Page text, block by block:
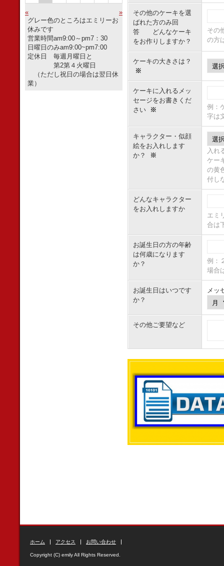
その他のケーキを選
ばれた方のみ回
答 どんなケーキ
をお作りしますか？
その
の方
ケーキの大きさは？
※
ケーキに入れるメッ
セージをお書きくだ
さい
※
例：
字は
キャラクター・似顔
絵をお入れします
か？
※
入れ
ケー
の黄
付し
どんなキャラクター
をお入れしますか
エミ
合は
お誕生日の方の年齢
は何歳になります
か？
例：
場合
お誕生日はいつです
か？
メッ
その他ご要望など
«
»
グレー色のところはエミリーお
休みです
営業時間am9:00～pm7：30
日曜日のみam9:00~pm7:00
定休日 毎週月曜日と
第2第４火曜日
（ただし祝日の場合は翌日休
業）
ホーム アクセス お問い合わせ
Copyright (C) emily All Rights Reserved.